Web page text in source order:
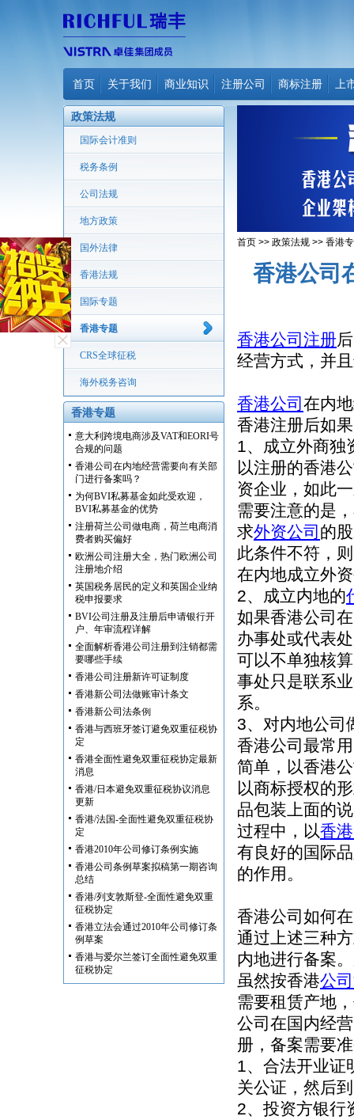
首页 关于我们 商业知识 注册公司 商标注册 上
政策法规
国际会计准则
税务条例
公司法规
地方政策
国外法律
香港法规
国际专题
香港专题
CRS全球征税
海外税务咨询
香港专题
意大利跨境电商涉及VAT和EORI号
合规的问题
香港公司在内地经营需要向有关部
门进行备案吗？
为何BVI私募基金如此受欢迎，
BVI私募基金的优势
注册荷兰公司做电商，荷兰电商消
费者购买偏好
欧洲公司注册大全，热门欧洲公司
注册地介绍
英国税务居民的定义和英国企业纳
税申报要求
BVI公司注册及注册后申请银行开
户、年审流程详解
全面解析香港公司注册到注销都需
要哪些手续
香港公司注册新许可证制度
香港新公司法做账审计条文
香港新公司法条例
香港与西班牙签订避免双重征税协
定
香港全面性避免双重征税协定最新
消息
香港/日本避免双重征税协议消息
更新
香港/法国-全面性避免双重征税协
定
香港2010年公司修订条例实施
香港公司条例草案拟稿第一期咨询
总结
香港/列支敦斯登-全面性避免双重
征税协定
香港立法会通过2010年公司修订条
例草案
香港与爱尔兰签订全面性避免双重
征税协定
首页 >> 政策法规 >> 香港
香港公司
香港公司注册
经营方式，并
香港公司 在内
香港注册后如
1、成立外商独
以注册的香港
资企业，如此
需要注意的是
求外资公司 的
此条件不符，
在内地成立外
2、成立内地的
如果香港公司
办事处或代表
可以不单独核
事处只是联系
系。
3、对内地公司
香港公司最常
简单，以香港
以商标授权的
品包装上面的
过程中，以香
有良好的国际
的作用。
香港公司如何
通过上述三种
内地进行备案
虽然按香港公
需要租赁产地
公司在国内经
册，备案需要
1、合法开业证
关公证，然后
2、投资方银行